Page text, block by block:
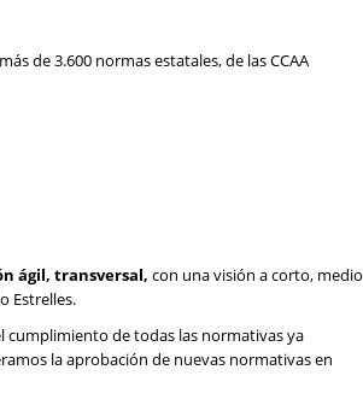
de 3.600 normas estatales, de las CCAA
ágil, transversal, con una visión a corto, medio
Estrelles.
cumplimiento de todas las normativas ya
la aprobación de nuevas normativas en